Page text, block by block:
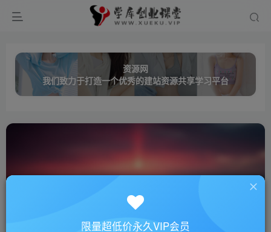
资源网
我们致力于打造一个优秀的建站资源共享学习平台
限量超低价永久VIP会员